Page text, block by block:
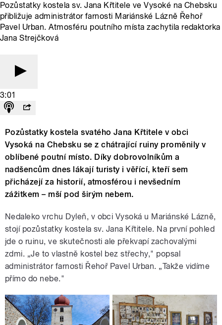
Pozůstatky kostela sv. Jana Křtitele ve Vysoké na Chebsku
přibližuje administrátor farnosti Mariánské Lázně Řehoř
Pavel Urban. Atmosféru poutního místa zachytila redaktorka
Jana Strejčková
3:01
Pozůstatky kostela svatého Jana Křtitele v obci
Vysoká na Chebsku se z chátrající ruiny proměnily v
oblíbené poutní místo. Díky dobrovolníkům a
nadšencům dnes lákají turisty i věřící, kteří sem
přicházejí za historií, atmosférou i nevšedním
zážitkem – mší pod širým nebem.
Nedaleko vrchu Dyleň, v obci Vysoká u Mariánské Lázně,
stojí pozůstatky kostela sv. Jana Křtitele. Na první pohled
jde o ruinu, ve skutečnosti ale překvapí zachovalými
zdmi. „Je to vlastně kostel bez střechy," popsal
administrátor farnosti Řehoř Pavel Urban. „Takže vidíme
přímo do nebe."